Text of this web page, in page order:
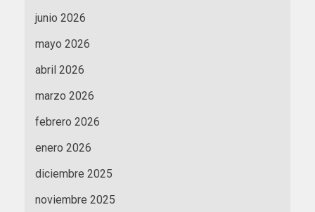
junio 2026
mayo 2026
abril 2026
marzo 2026
febrero 2026
enero 2026
diciembre 2025
noviembre 2025